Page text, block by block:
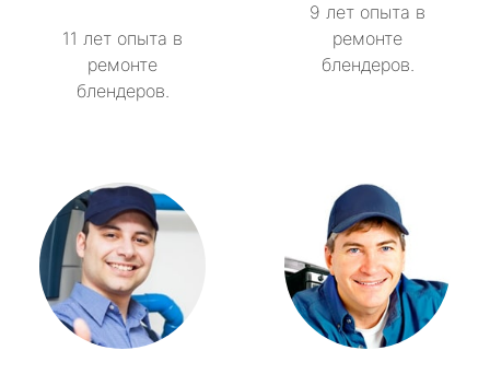
11 лет опыта в
ремонте
блендеров.
9 лет опыта в
ремонте
блендеров.